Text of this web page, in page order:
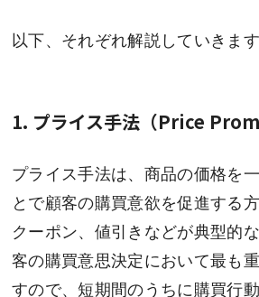
以下、それぞれ解説していきます
1. プライス手法（Price
プライス手法は、商品の価格を
とで顧客の購買意欲を促進する
クーポン、値引きなどが典型的
客の購買意思決定において最も
すので、短期間のうちに購買行